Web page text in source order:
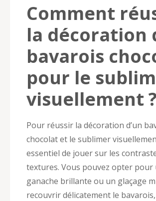
Comment
la décoration
bavarois
pour le
visuellement ?
Pour réussir la décoration d’un
chocolat et le sublimer
essentiel de jouer sur les
textures. Vous pouvez opter pour
ganache brillante ou un glaçage
recouvrir délicatement le